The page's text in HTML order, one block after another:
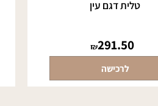
דגם עין
₪291.50